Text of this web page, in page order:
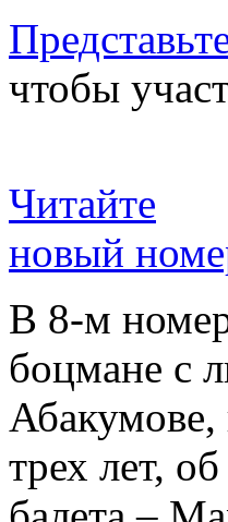
чтобы
Читайте
новый
В 8-м
боцмане с
Абакумове,
трех лет,